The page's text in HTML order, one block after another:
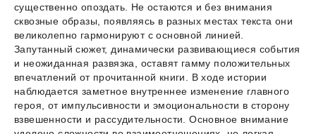
существенно опоздать. Не остаются и без внимания
сквозные образы, появляясь в разных местах текста они
великолепно гармонируют с основной линией.
Запутанный сюжет, динамически развивающиеся события
и неожиданная развязка, оставят гамму положительных
впечатлений от прочитанной книги. В ходе истории
наблюдается заметное внутреннее изменение главного
героя, от импульсивности и эмоциональности в сторону
взвешенности и рассудительности. Основное внимание